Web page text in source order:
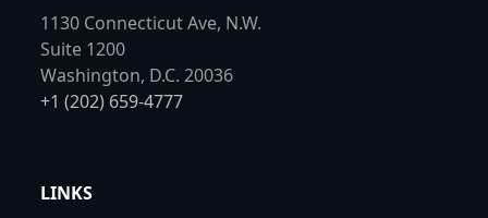
1130 Connecticut Ave, N.W.
Suite 1200
Washington, D.C. 20036
+1 (202) 659-4777
LINKS